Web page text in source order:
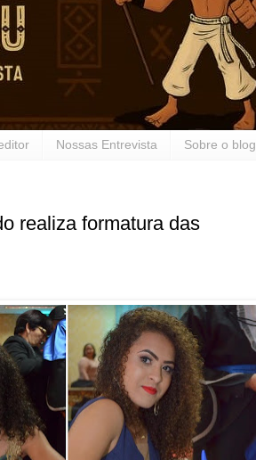
Nossas Entrevista Sobre o blog
realiza formatura das